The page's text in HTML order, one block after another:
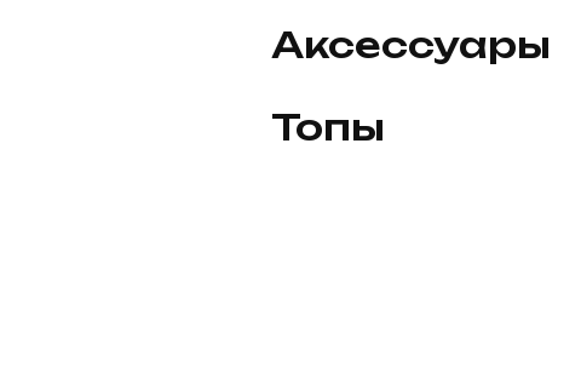
Аксессуары
Топы